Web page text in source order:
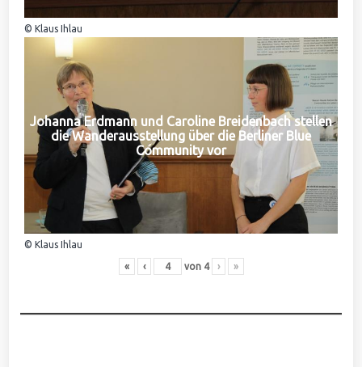
© Klaus Ihlau
Johanna Erdmann und Caroline Breidenbach stellen
die Wanderausstellung über die Berliner Blue
Community vor
© Klaus Ihlau
« ‹ von 4 › »